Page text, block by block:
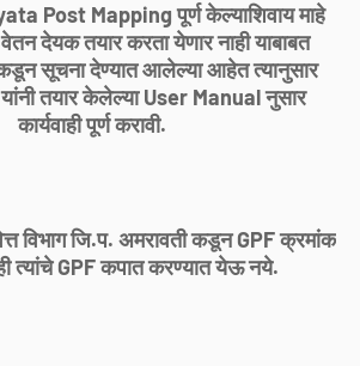
Post Mapping पूर्ण केल्याशिवाय माहे
देयक तयार करता येणार नाही याबाबत
सूचना देण्यात आलेल्या आहेत त्यानुसार
तयार केलेल्या User Manual नुसार
कार्यवाही पूर्ण करावी.
विभाग जि.प. अमरावती कडून GPF क्रमांक
त्यांचे GPF कपात करण्यात येऊ नये.